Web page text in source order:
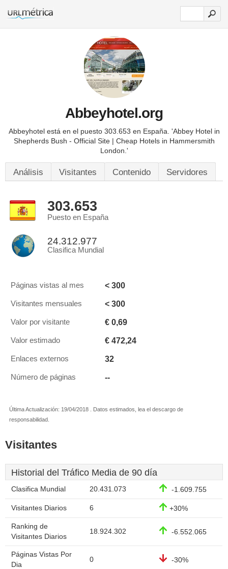
Abbeyhotel.org
Abbeyhotel está en el puesto 303.653 en España. 'Abbey Hotel in
Shepherds Bush - Official Site | Cheap Hotels in Hammersmith
London.'
Análisis Visitantes Contenido Servidores
303.653
Puesto en España
24.312.977
Clasifica Mundial
Páginas vistas al mes < 300
Visitantes mensuales < 300
Valor por visitante € 0,69
Valor estimado € 472,24
Enlaces externos 32
Número de páginas --
Última Actualización: 19/04/2018 . Datos estimados, lea el descargo de
responsabilidad.
Visitantes
Historial del Tráfico Media de 90 día
Clasifica Mundial 20.431.073 -1.609.755
Visitantes Diarios 6 +30%
Ranking de
Visitantes Diarios
18.924.302 -6.552.065
Páginas Vistas Por
Dia
0 -30%